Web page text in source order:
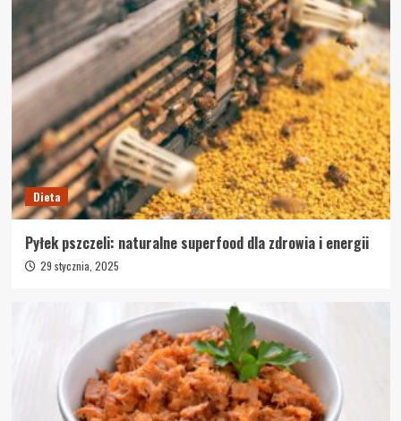
Dieta
Pyłek pszczeli: naturalne superfood dla zdrowia i energii
29 stycznia, 2025